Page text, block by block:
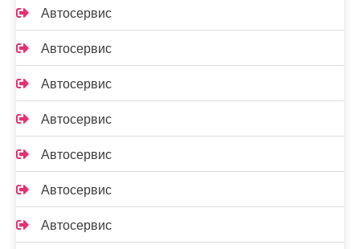
Автосервис
Автосервис
Автосервис
Автосервис
Автосервис
Автосервис
Автосервис